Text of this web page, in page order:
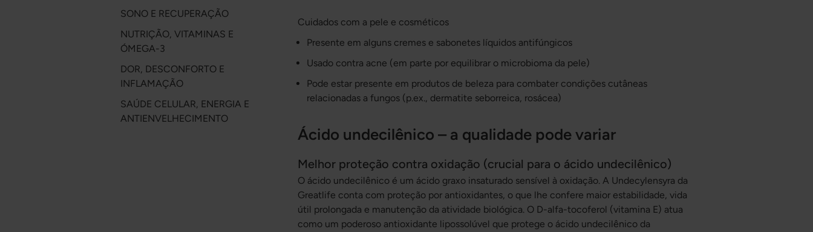
Cuidados com a pele e cosméticos
Presente em alguns cremes e sabonetes líquidos antifúngicos
Usado contra acne (em parte por equilibrar o microbioma da pele)
Pode estar presente em produtos de beleza para combater condições cutâneas
relacionadas a fungos (p.ex., dermatite seborreica, rosácea)
Ácido undecilênico – a qualidade pode variar
Melhor proteção contra oxidação (crucial para o ácido undecilênico)
O ácido undecilênico é um ácido graxo insaturado sensível à oxidação. A Undecylensyra da
Greatlife conta com proteção por antioxidantes, o que lhe confere maior estabilidade, vida
útil prolongada e manutenção da atividade biológica. O D-alfa-tocoferol (vitamina E) atua
como um poderoso antioxidante lipossolúvel que protege o ácido undecilênico da
SONO E RECUPERAÇÃO
NUTRIÇÃO, VITAMINAS E
ÓMEGA-3
DOR, DESCONFORTO E
INFLAMAÇÃO
SAÚDE CELULAR, ENERGIA E
ANTIENVELHECIMENTO